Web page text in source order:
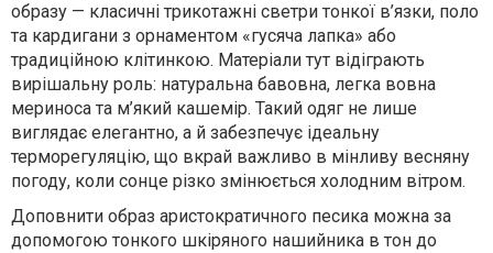
образу — класичні трикотажні светри тонкої в’язки, поло
та кардигани з орнаментом «гусяча лапка» або
традиційною клітинкою. Матеріали тут відіграють
вирішальну роль: натуральна бавовна, легка вовна
мериноса та м’який кашемір. Такий одяг не лише
виглядає елегантно, а й забезпечує ідеальну
терморегуляцію, що вкрай важливо в мінливу весняну
погоду, коли сонце різко змінюється холодним вітром.
Доповнити образ аристократичного песика можна за
допомогою тонкого шкіряного нашийника в тон до